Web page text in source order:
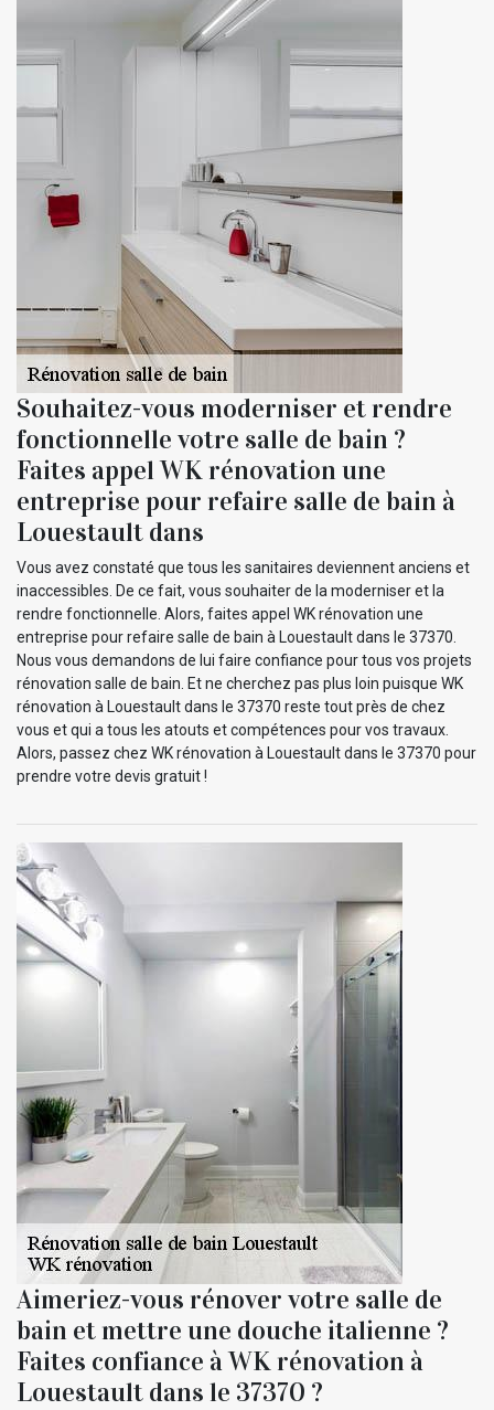
Souhaitez-vous moderniser et rendre
fonctionnelle votre salle de bain ?
Faites appel WK rénovation une
entreprise pour refaire salle de bain à
Louestault dans
Vous avez constaté que tous les sanitaires deviennent anciens et
inaccessibles. De ce fait, vous souhaiter de la moderniser et la
rendre fonctionnelle. Alors, faites appel WK rénovation une
entreprise pour refaire salle de bain à Louestault dans le 37370.
Nous vous demandons de lui faire confiance pour tous vos projets
rénovation salle de bain. Et ne cherchez pas plus loin puisque WK
rénovation à Louestault dans le 37370 reste tout près de chez
vous et qui a tous les atouts et compétences pour vos travaux.
Alors, passez chez WK rénovation à Louestault dans le 37370 pour
prendre votre devis gratuit !
Aimeriez-vous rénover votre salle de
bain et mettre une douche italienne ?
Faites confiance à WK rénovation à
Louestault dans le 37370 ?